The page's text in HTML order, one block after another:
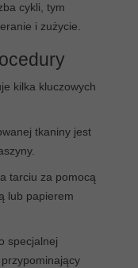
cykli, tym
i zużycie.
kilka kluczowych
tkaniny jest
tarciu za pomocą
lub papierem
specjalnej